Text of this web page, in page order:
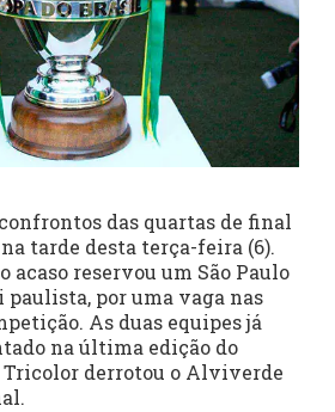
das quartas de final
tarde desta terça-feira (6).
acaso reservou um São Paulo
paulista, por uma vaga nas
As duas equipes já
na última edição do
Tricolor derrotou o Alviverde